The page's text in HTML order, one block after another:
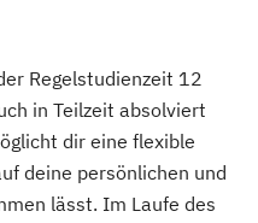
Regelstudienzeit 12
in Teilzeit absolviert
dir eine flexible
deine persönlichen und
lässt. Im Laufe des